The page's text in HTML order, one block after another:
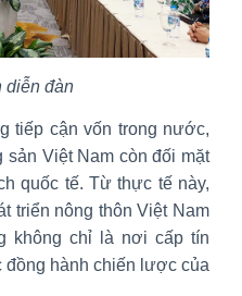
diễn đàn
tiếp cận vốn trong nước,
sản Việt Nam còn đối mặt
quốc tế. Từ thực tế này,
triển nông thôn Việt Nam
không chỉ là nơi cấp tín
đồng hành chiến lược của